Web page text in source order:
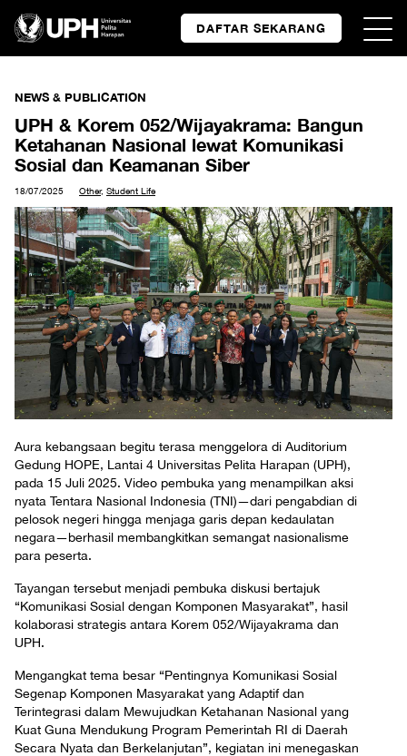
DAFTAR SEKARANG
NEWS & PUBLICATION
UPH & Korem 052/Wijayakrama: Bangun
Ketahanan Nasional lewat Komunikasi
Sosial dan Keamanan Siber
18/07/2025 Other, Student Life
Aura kebangsaan begitu terasa menggelora di Auditorium
Gedung HOPE, Lantai 4 Universitas Pelita Harapan (UPH),
pada 15 Juli 2025. Video pembuka yang menampilkan aksi
nyata Tentara Nasional Indonesia (TNI)—dari pengabdian di
pelosok negeri hingga menjaga garis depan kedaulatan
negara—berhasil membangkitkan semangat nasionalisme
para peserta.
Tayangan tersebut menjadi pembuka diskusi bertajuk
“Komunikasi Sosial dengan Komponen Masyarakat”, hasil
kolaborasi strategis antara Korem 052/Wijayakrama dan
UPH.
Mengangkat tema besar “Pentingnya Komunikasi Sosial
Segenap Komponen Masyarakat yang Adaptif dan
Terintegrasi dalam Mewujudkan Ketahanan Nasional yang
Kuat Guna Mendukung Program Pemerintah RI di Daerah
Secara Nyata dan Berkelanjutan”, kegiatan ini menegaskan